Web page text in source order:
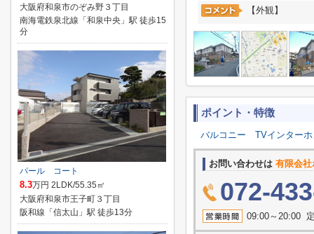
【外観】
ポイント・特徴
バルコニー TVインター
お問い合わせは 有限会
072-
09:00～20:00
大阪府和泉市のぞみ野３丁目
南海電鉄泉北線「和泉中央」駅 徒歩15
分
パール コート
8.3万円 2LDK/55.35㎡
大阪府和泉市王子町３丁目
阪和線「信太山」駅 徒歩13分